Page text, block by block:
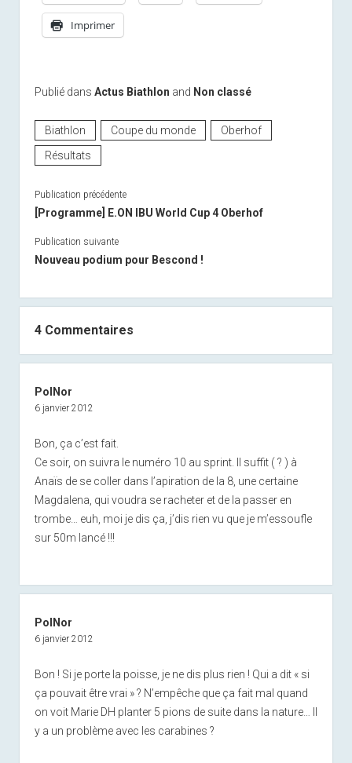
Imprimer
Publié dans Actus Biathlon and Non classé
Biathlon Coupe du monde
Oberhof
Résultats
Publication précédente
[Programme] E.ON IBU World Cup 4 Oberhof
Publication suivante
Nouveau podium pour Bescond !
4 Commentaires
PolNor
6 janvier 2012
Bon, ça c’est fait.
Ce soir, on suivra le numéro 10 au sprint. Il suffit ( ? ) à
Anaïs de se coller dans l’apiration de la 8, une certaine
Magdalena, qui voudra se racheter et de la passer en
trombe… euh, moi je dis ça, j’dis rien vu que je m’essoufle
sur 50m lancé !!!
PolNor
6 janvier 2012
Bon ! Si je porte la poisse, je ne dis plus rien ! Qui a dit « si
ça pouvait être vrai » ? N’empêche que ça fait mal quand
on voit Marie DH planter 5 pions de suite dans la nature… Il
y a un problème avec les carabines ?